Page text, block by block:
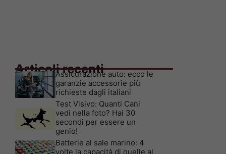
Articoli recenti
Assicurazione auto: ecco le
garanzie accessorie più
richieste dagli italiani
Test Visivo: Quanti Cani
vedi nella foto? Hai 30
secondi per essere un
genio!
Batterie al sale marino: 4
volte la capacità di quelle al